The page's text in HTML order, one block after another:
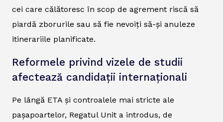
cei care călătoresc în scop de agrement riscă să
piardă zborurile sau să fie nevoiți să-și anuleze
itinerariile planificate.
Reformele privind vizele de studii
afectează candidații internaționali
Pe lângă ETA și controalele mai stricte ale
pașapoartelor, Regatul Unit a introdus, de